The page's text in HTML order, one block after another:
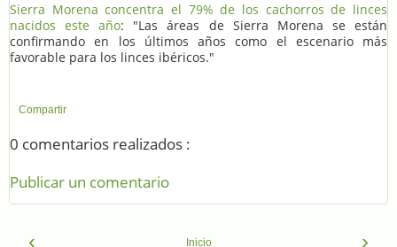
Sierra Morena concentra el 79% de los cachorros de linces
nacidos este año: "Las áreas de Sierra Morena se están
confirmando en los últimos años como el escenario más
favorable para los linces ibéricos."
Compartir
0 comentarios realizados :
Publicar un comentario
‹ ›
Inicio